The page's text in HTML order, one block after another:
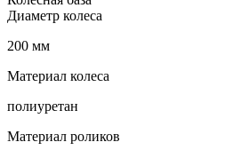
Диаметр колеса
200 мм
Материал колеса
полиуретан
Материал роликов